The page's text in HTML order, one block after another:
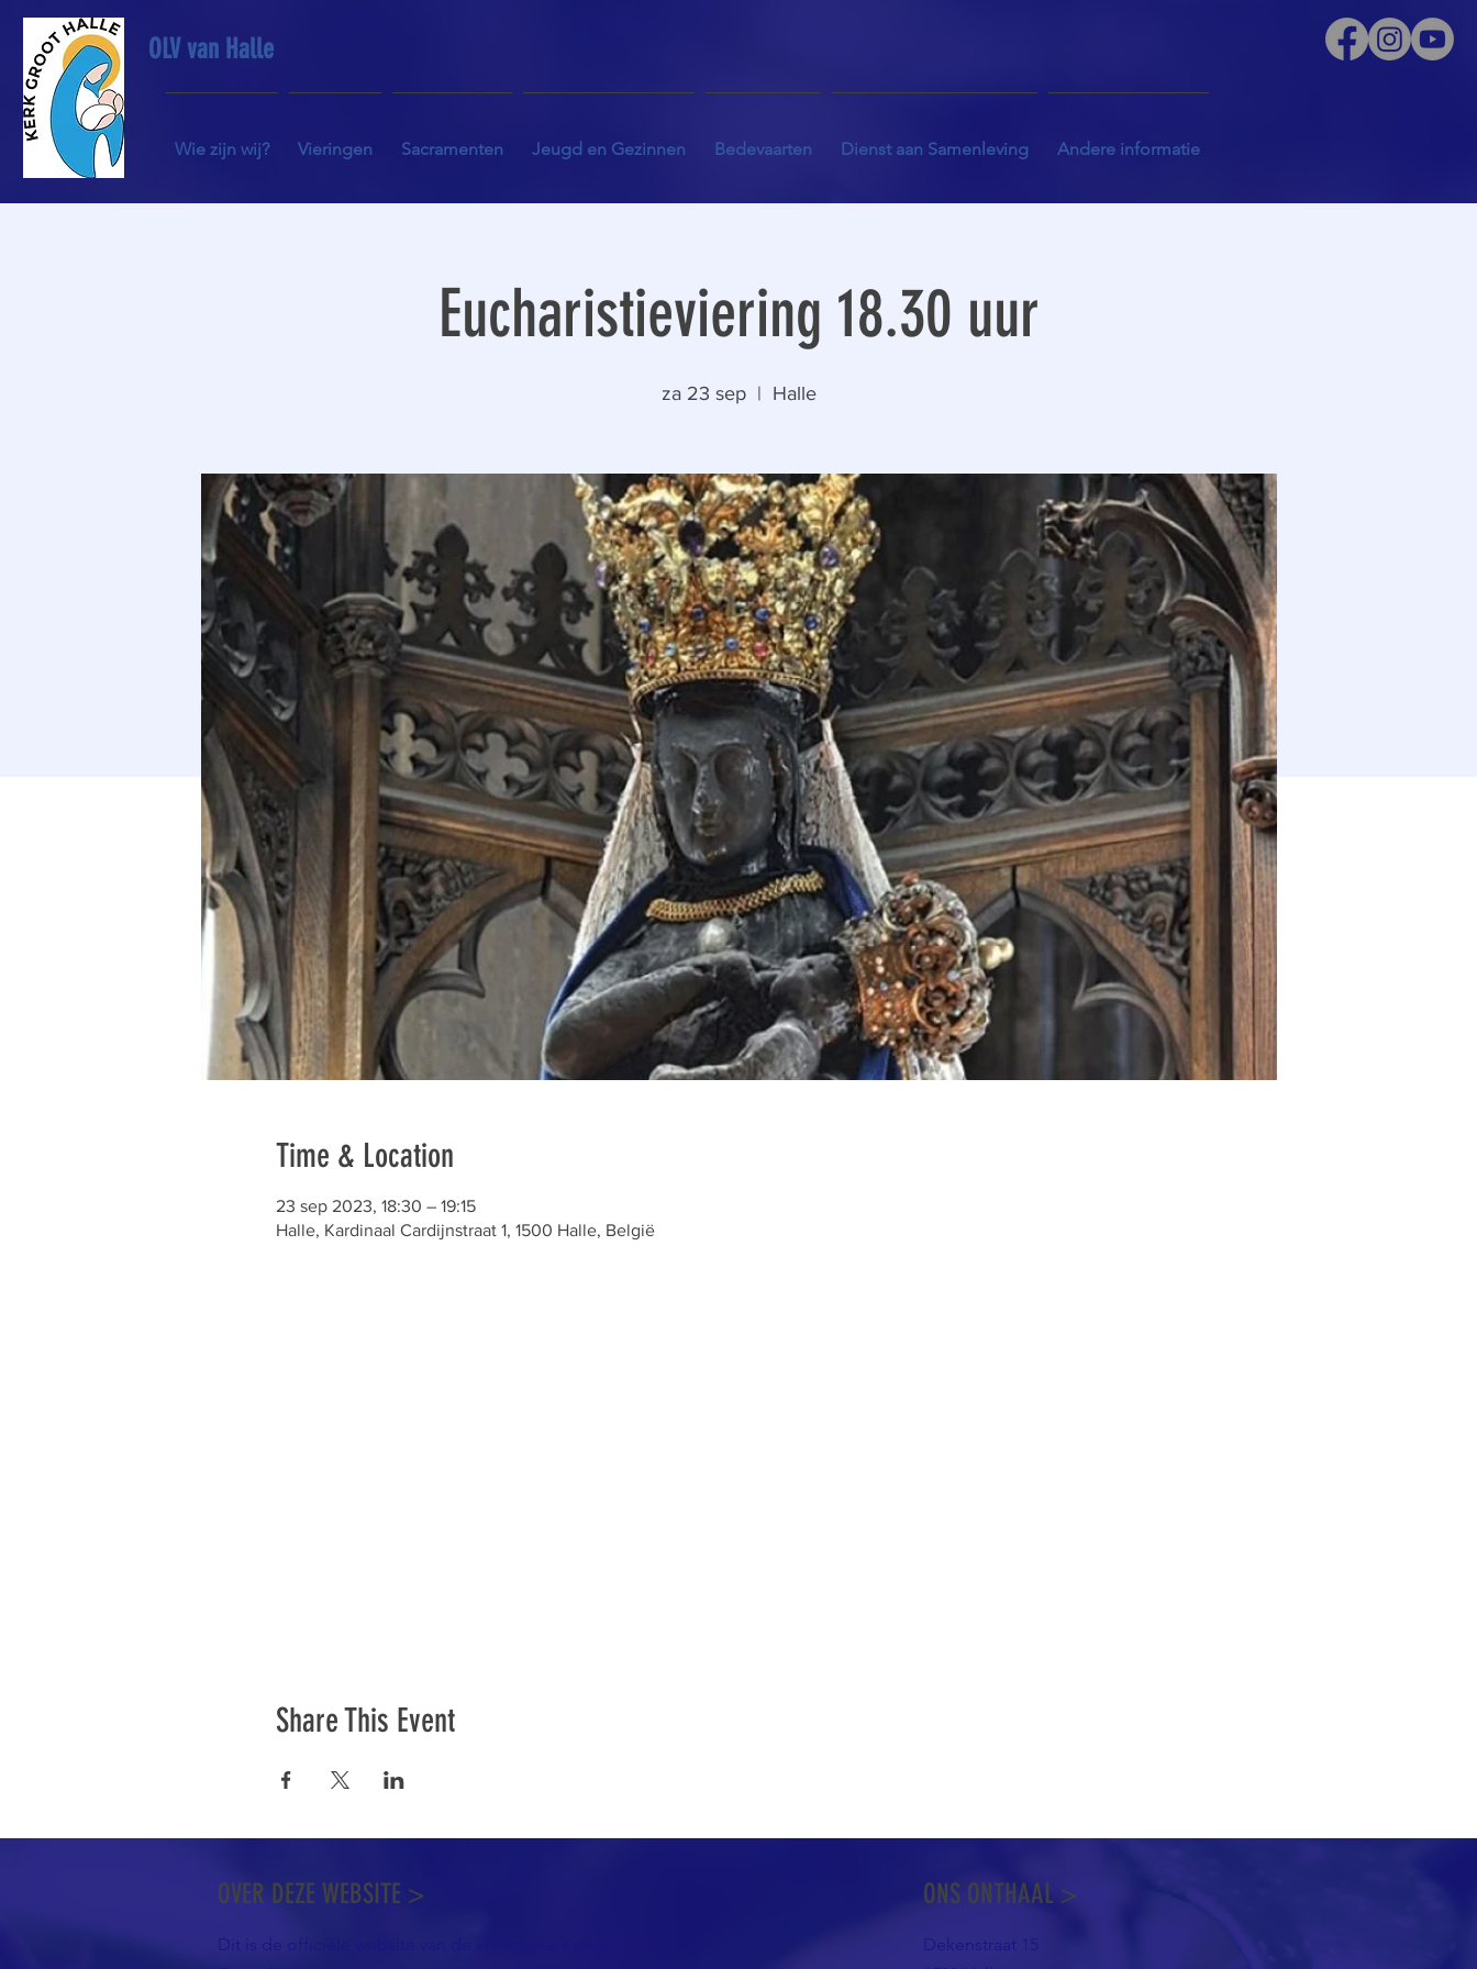
OLV van Halle
Wie zijn wij? Vieringen Sacramenten Jeugd en Gezinnen Bedevaarten Dienst aan Samenleving Andere informatie
Eucharistieviering 18.30 uur
za 23 sep
  |
Halle
Time & Location
23 sep 2023, 18:30 – 19:15
Halle, Kardinaal Cardijnstraat 1, 1500 Halle, België
Share This Event
OVER DEZE WEBSITE > ONS ONTHAAL >